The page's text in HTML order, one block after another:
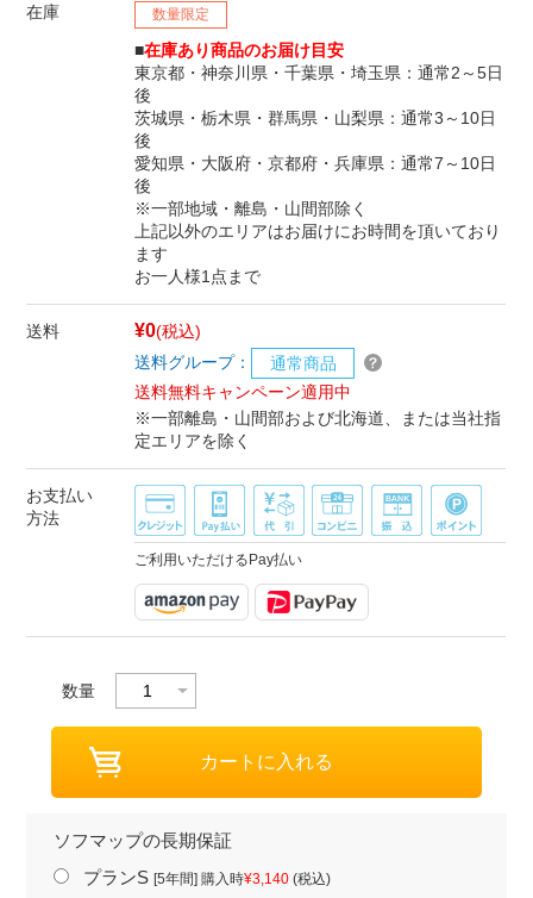
在庫 数量限定
■在庫あり商品のお届け目安
東京都・神奈川県・千葉県・埼玉県：通常2～5日
後
茨城県・栃木県・群馬県・山梨県：通常3～10日
後
愛知県・大阪府・京都府・兵庫県：通常7～10日
後
※一部地域・離島・山間部除く
上記以外のエリアはお届けにお時間を頂いており
ます
お一人様1点まで
送料 ¥0(税込)
送料グループ：
通常商品
送料無料キャンペーン適用中
※一部離島・山間部および北海道、または当社指
定エリアを除く
お支払い
方法
ご利用いただけるPay払い
数量
ソフマップの長期保証
プランS [5年間] 購入時¥3,140(税込)